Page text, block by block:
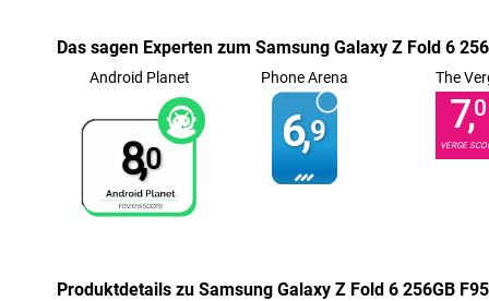
Das sagen Experten zum Samsung Galaxy Z Fold 6
Android Planet
8,0
Phone Arena
6,9
The
7,0
VERGE
Produktdetails zu Samsung Galaxy Z Fold 6 256GB